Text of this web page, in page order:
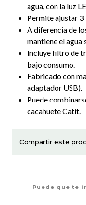
agua, con la luz
Permite ajustar 3
A diferencia de
mantiene el agua
Incluye filtro de
bajo consumo.
Fabricado con
adaptador USB).
Puede
cacahuete Catit.
Compartir este
Puede que te